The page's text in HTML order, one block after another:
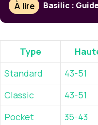
À lire Basilic :
Type
Standard
43-51
Classic
43-51
Pocket
35-43